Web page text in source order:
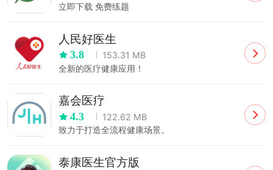
立即下载 免费练题
人民好医生
3.8
153.31 MB
全新的医疗健康应用！
嘉会医疗
4.3
122.62 MB
致力于打造全流程健康场景。
泰康医生官方版